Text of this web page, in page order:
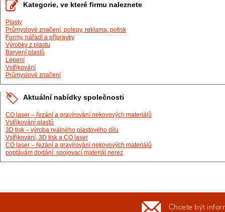
Kategorie, ve které firmu naleznete
Plasty
Průmyslové značení, polepy, reklama, potisk
Formy, nářadí a přípravky
Výrobky z plastu
Barvení plastů
Lepení
Vstřikování
Průmyslové značení
Aktuální nabídky společnosti
CO laser – řezání a gravírování nekovových materiálů
Vstřikování plastů
3D tisk – výroba reálného plastového dílu
Vstřikování, 3D tisk a CO laser
CO laser – řezání a gravírování nekovových materiálů
poptávám dodání: spojovací materiál nerez
Chcete být